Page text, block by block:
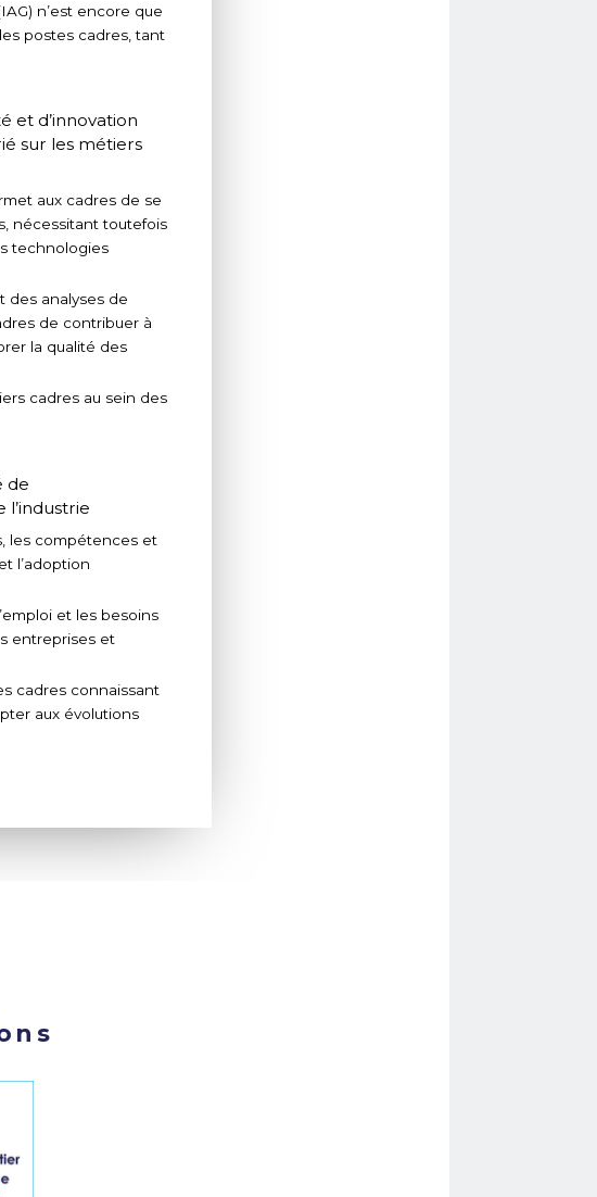
n’est encore que
postes cadres, tant
et d’innovation
sur les métiers
aux cadres de se
nécessitant toutefois
technologies
des analyses de
de contribuer à
la qualité des
cadres au sein des
de
les compétences et
l’adoption
et les besoins
entreprises et
cadres connaissant
aux évolutions